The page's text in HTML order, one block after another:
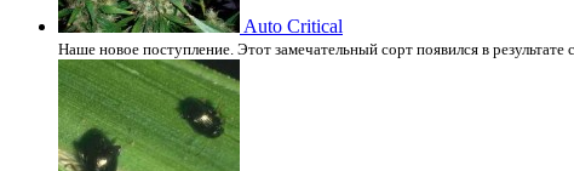
Auto Critical
Наше новое поступление. Этот замечательный сорт появился в